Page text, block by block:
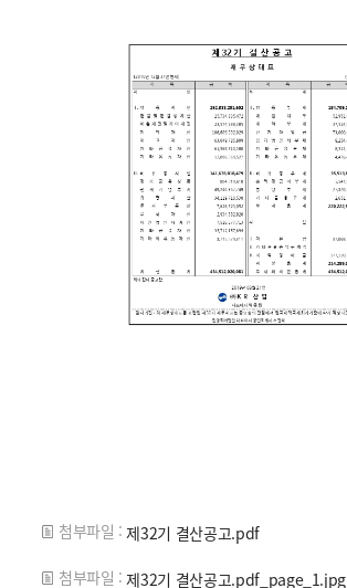
첨부파일 : 제32기 결산공고.pdf
첨부파일 : 제32기 결산공고.pdf_page_1.jpg